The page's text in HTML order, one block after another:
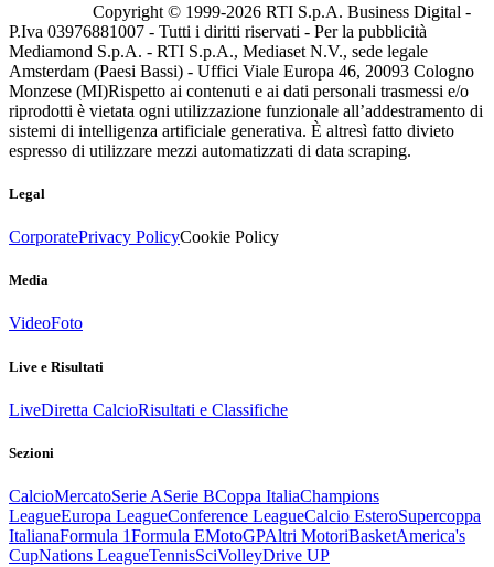
Copyright © 1999-2026 RTI S.p.A. Business Digital -
P.Iva 03976881007 - Tutti i diritti riservati - Per la pubblicità
Mediamond S.p.A. - RTI S.p.A., Mediaset N.V., sede legale
Amsterdam (Paesi Bassi) - Uffici Viale Europa 46, 20093 Cologno
Monzese (MI)Rispetto ai contenuti e ai dati personali trasmessi e/o
riprodotti è vietata ogni utilizzazione funzionale all’addestramento di
sistemi di intelligenza artificiale generativa. È altresì fatto divieto
espresso di utilizzare mezzi automatizzati di data scraping.
Legal
CorporatePrivacy PolicyCookie Policy
Media
VideoFoto
Live e Risultati
LiveDiretta CalcioRisultati e Classifiche
Sezioni
CalcioMercatoSerie ASerie BCoppa ItaliaChampions
LeagueEuropa LeagueConference LeagueCalcio EsteroSupercoppa
ItalianaFormula 1Formula EMotoGPAltri MotoriBasketAmerica's
CupNations LeagueTennisSciVolleyDrive UP